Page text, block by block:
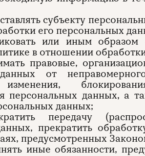
субъекту
его персональных
или иным образом
в отношении
правовые,
данных от
персональных данных, а
данных;
передачу
прекратить
предусмотренных
иные обязанности,